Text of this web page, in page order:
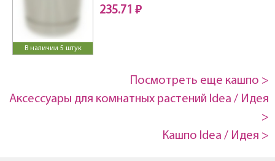
В наличии 5 штук
235.71 ₽
Посмотреть еще кашпо >
Аксессуары для комнатных растений Idea / Идея
>
Кашпо Idea / Идея >